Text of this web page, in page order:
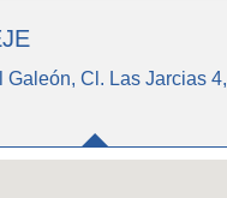
Galeón, Cl. Las Jarcias 4,